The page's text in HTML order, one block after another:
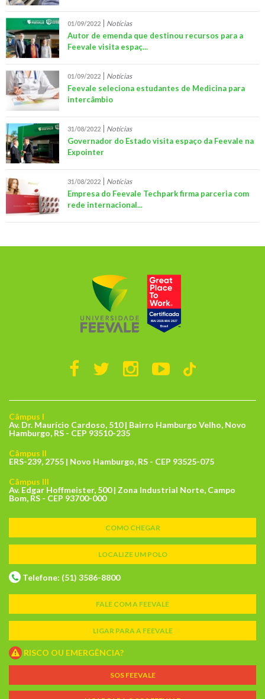
01/09/2022 Notícias
Autor de emenda que destinou recursos para a
Feevale visita espaç...
01/09/2022 Notícias
Feevale seleciona estudantes de Medicina para
intercâmbio
31/08/2022 Notícias
Governador do Estado visita espaço da Feevale na
Expointer
31/08/2022 Notícias
Empresa do Feevale Techpark firma parceria com
rede internacional...
Câmpus I
Av. Dr. Maurício Cardoso, 510 | Bairro Hamburgo Velho, Novo
Hamburgo, RS - CEP 93510-235
Câmpus II
ERS-239, 2755 | Novo Hamburgo, RS - CEP 93525-075
Câmpus III
Av. Edgar Hoffmeister, 500 | Zona Industrial Norte, Campo
Bom, RS - CEP 93700-000
COMO CHEGAR
LOCALIZE UM POLO
Telefone: (51) 3586-8800
FALE COM A FEEVALE
LIGAR PARA A FEEVALE
RISCO OU EMERGÊNCIA?
SOS FEEVALE